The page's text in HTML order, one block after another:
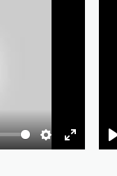
Settings
Enter